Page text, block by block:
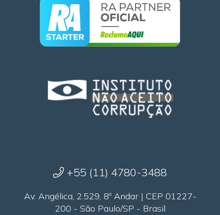
+55 (11) 4780-3488
Av. Angélica, 2.529, 8º Andar | CEP 01227-
200 - São Paulo/SP - Brasil